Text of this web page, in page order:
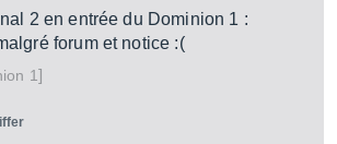
2 en entrée du Dominion 1 :
forum et notice :(
1]